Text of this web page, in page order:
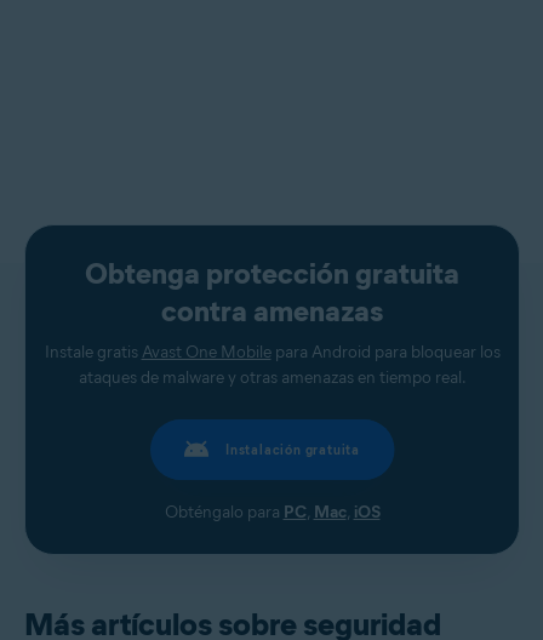
Obtenga protección gratuita
contra amenazas
Instale gratis Avast One Mobilepara Android para bloquear los
ataques de malware y otras amenazas en tiempo real.
Instalación gratuita
Obténgalo para PC, Mac, iOS
Más artículos sobre seguridad